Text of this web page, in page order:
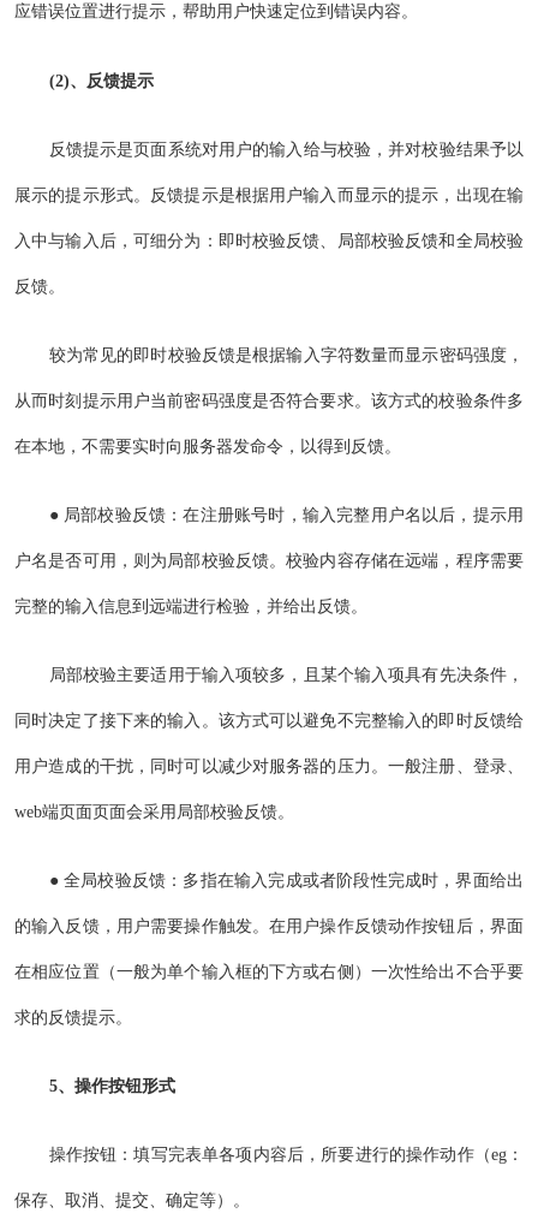
应错误位置进行提示，帮助用户快速定位到错误内容。
(2)、反馈提示
反馈提示是页面系统对用户的输入给与校验，并对校验结果予以
展示的提示形式。反馈提示是根据用户输入而显示的提示，出现在输
入中与输入后，可细分为：即时校验反馈、局部校验反馈和全局校验
反馈。
较为常见的即时校验反馈是根据输入字符数量而显示密码强度，
从而时刻提示用户当前密码强度是否符合要求。该方式的校验条件多
在本地，不需要实时向服务器发命令，以得到反馈。
● 局部校验反馈：在注册账号时，输入完整用户名以后，提示用
户名是否可用，则为局部校验反馈。校验内容存储在远端，程序需要
完整的输入信息到远端进行检验，并给出反馈。
局部校验主要适用于输入项较多，且某个输入项具有先决条件，
同时决定了接下来的输入。该方式可以避免不完整输入的即时反馈给
用户造成的干扰，同时可以减少对服务器的压力。一般注册、登录、
web端页面页面会采用局部校验反馈。
● 全局校验反馈：多指在输入完成或者阶段性完成时，界面给出
的输入反馈，用户需要操作触发。在用户操作反馈动作按钮后，界面
在相应位置（一般为单个输入框的下方或右侧）一次性给出不合乎要
求的反馈提示。
5、操作按钮形式
操作按钮：填写完表单各项内容后，所要进行的操作动作（eg：
保存、取消、提交、确定等）。